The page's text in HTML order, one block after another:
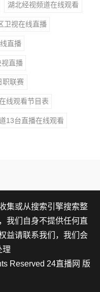
湖北经视频道在线观看
卫视在线直播
直播
直播
职联赛
线观看节目表
13台直播在线观看
集或从搜索引擎搜索整
我们自身不提供任何直
益请联系我们，我们会
理
Reserved 24直播网 版